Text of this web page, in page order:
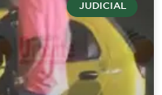
JUDICIAL